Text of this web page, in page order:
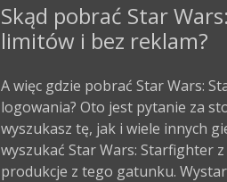
Skąd pobrać Star
limitów i bez reklam?
A więc gdzie pobrać Star Wars:
logowania? Oto jest pytanie za
wyszukasz tę, jak i wiele innych
wyszukać Star Wars: Starfighter
produkcje z tego gatunku.